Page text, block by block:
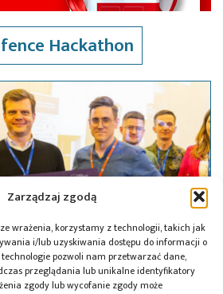
Zarządzaj zgodą
wrażenia, korzystamy z technologii, takich jak
i/lub uzyskiwania dostępu do informacji o
pozwoli nam przetwarzać dane,
przeglądania lub unikalne identyfikatory
zgody lub wycofanie zgody może
Hackathon